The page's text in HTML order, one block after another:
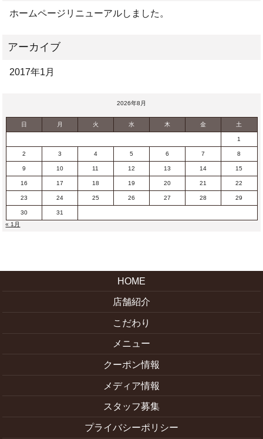
ホームページリニューアルしました。
2017年1月
2026年8月
日 月 火 水 木 金 土
1
2 3 4 5 6 7 8
9 10 11 12 13 14 15
16 17 18 19 20 21 22
23 24 25 26 27 28 29
30
31
« 1月
HOME
店舗紹介
こだわり
メニュー
クーポン情報
メディア情報
スタッフ募集
プライバシーポリシー